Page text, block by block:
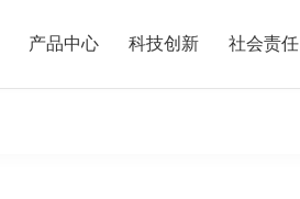
产品中心 科技创新 社会责任